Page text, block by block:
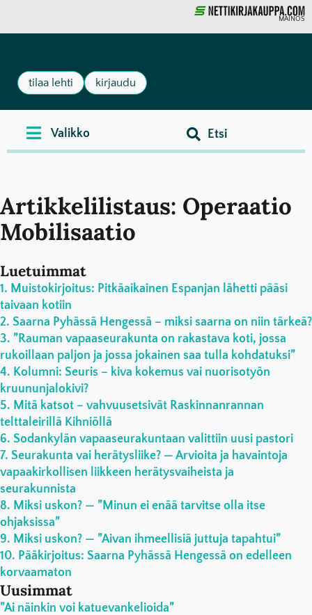
MAINOS
tilaa lehti kirjaudu
Artikkelilistaus: Operaatio
Mobilisaatio
Luetuimmat
Muistokirjoitus: Pitkäaikainen Espanjan lähetti pääsi
taivaan kotiin
Saarna Pyhässä Hengessä – miksi saarna on niin tärkeä?
”Rauman vapaaseurakunta on rakastava koti, jossa
rukoillaan paljon ja jossa jokainen saa tulla kohdatuksi”
Kolumni: Seuris – kiva kokemus vai nuorisotyön
kruununjalokivi?
Mitä katsot – vahvuusetsivät Raskinnanrannan
telttaleirillä Kihniöllä
Sodankylän vapaaseurakuntaan valittiin uusi pastori
Seurakunta vai herätysliike? — Arvioita ja havaintoja
vapaakirkollisen liikkeen herätysvaiheista ja
seurakunnista
Miksi uskon? — ”Minun ei enää tarvitse olla itse
ohjaksissa”
Miksi uskon? — ”Aivan ihmeellisiä juttuja tapahtui”
Pääkirjoitus: Saarna Pyhässä Hengessä on edelleen
korvaamaton
Uusimmat
”Ai näinkin voi katuevankelioida”